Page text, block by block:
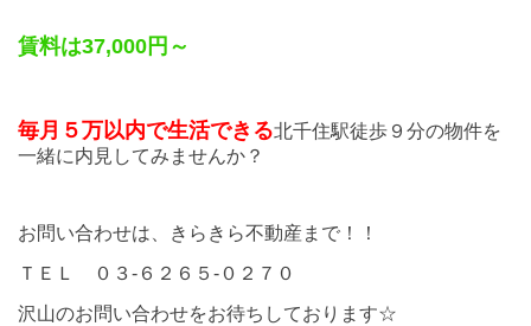
賃料は37,000円～
毎月５万以内で生活できる北千住駅徒歩９分の物件を
一緒に内見してみませんか？
お問い合わせは、きらきら不動産まで！！
ＴＥＬ ０３-６２６５-０２７０
沢山のお問い合わせをお待ちしております☆